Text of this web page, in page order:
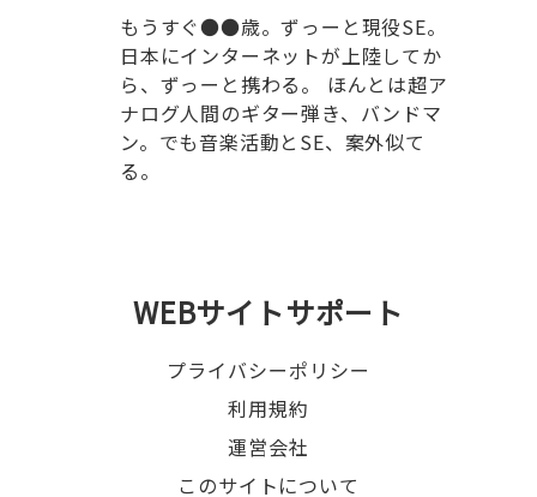
もうすぐ●●歳。ずっーと現役SE。
日本にインターネットが上陸してか
ら、ずっーと携わる。 ほんとは超ア
ナログ人間のギター弾き、バンドマ
ン。でも音楽活動とSE、案外似て
る。
WEBサイトサポート
プライバシーポリシー
利用規約
運営会社
このサイトについて